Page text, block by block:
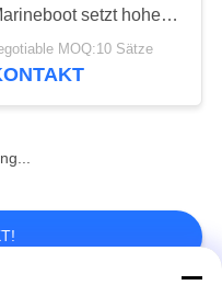
setzt hohe
MOQ:10 Sätze